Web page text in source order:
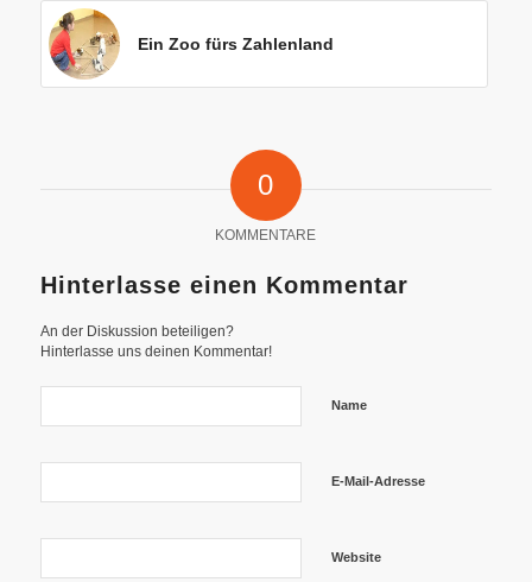
Ein Zoo fürs Zahlenland
0
KOMMENTARE
Hinterlasse einen Kommentar
An der Diskussion beteiligen?
Hinterlasse uns deinen Kommentar!
Name
E-Mail-Adresse
Website